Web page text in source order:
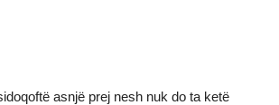
asnjë prej nesh nuk do ta ketë